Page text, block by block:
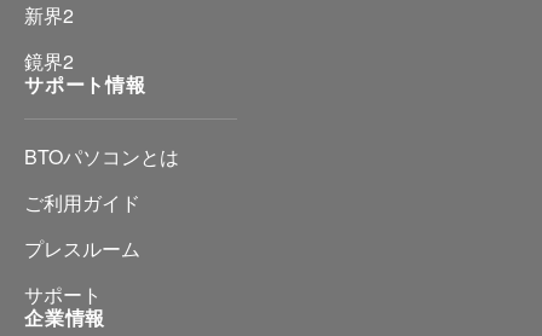
新界2
鏡界2
サポート情報
BTOパソコンとは
ご利用ガイド
プレスルーム
サポート
企業情報